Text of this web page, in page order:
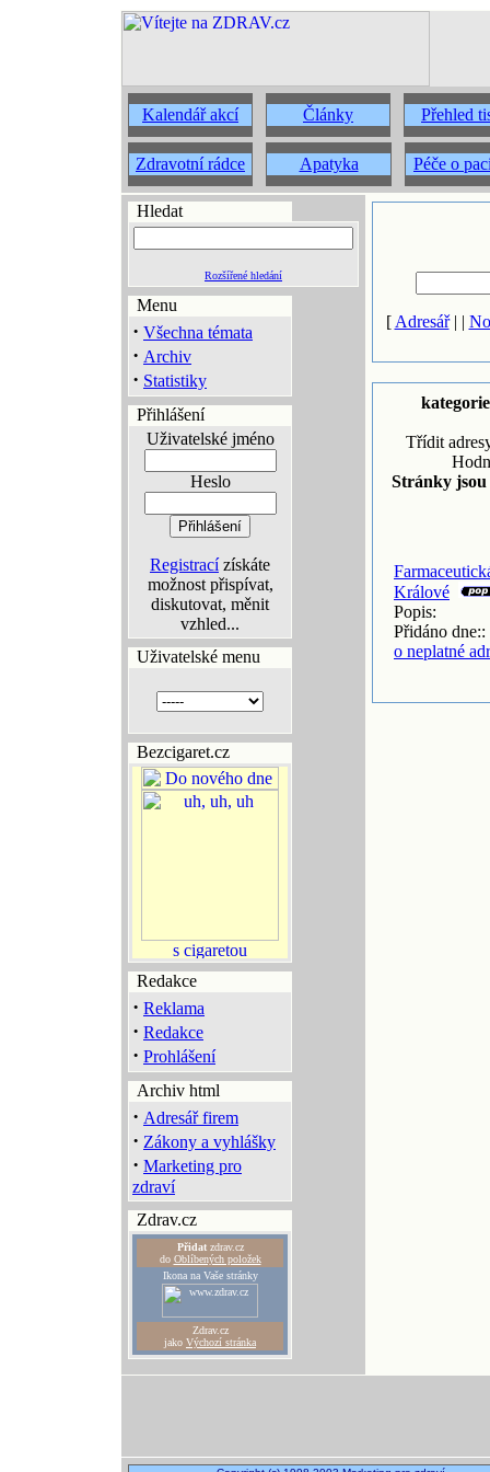
Kalendář akcí Články Přehled
Zdravotní rádce Apatyka Péče o
Hledat
Rozšířené hledání
Menu
· Všechna témata
· Archiv
· Statistiky
Přihlášení
Uživatelské jméno
Heslo
Registracízískáte
možnost přispívat,
diskutovat, měnit
vzhled...
Uživatelské menu
Bezcigaret.cz
Redakce
· Reklama
· Redakce
· Prohlášení
Archiv html
· Adresář firem
· Zákony a vyhlášky
· Marketing pro
zdraví
Zdrav.cz
Přidatzdrav.cz
do Oblíbených položek
Ikona na Vaše stránky
Zdrav.cz
jako Výchozí stránka
[ Adresář| |
Třídit
Stránky jsou
Králové
Popis:
Přidáno
o neplatné